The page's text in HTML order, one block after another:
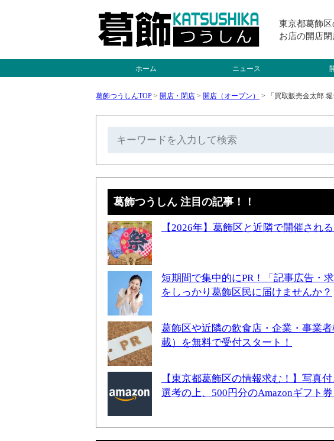
東京都葛飾
お店の開店
ホーム ニュース
葛飾つうしんTOP > 開店・閉店 > 開店（オープン） > 「買取販売金太郎
葛飾つうしん 注目の記事！！
【2026年】葛飾区と近隣で開催され
短期間で集中的にPR！「記事広告・
をしっかり葛飾区民に届けませんか？
葛飾区や近隣の飲食店・企業・事業
載）を無料で受付スタート！
【東京都葛飾区の情報求む！】写真
選考の上、500円分のAmazonギフト